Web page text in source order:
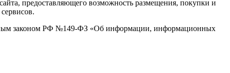
предоставляющего возможность размещения, покупки и
законом РФ №149-ФЗ «Об информации, информационных